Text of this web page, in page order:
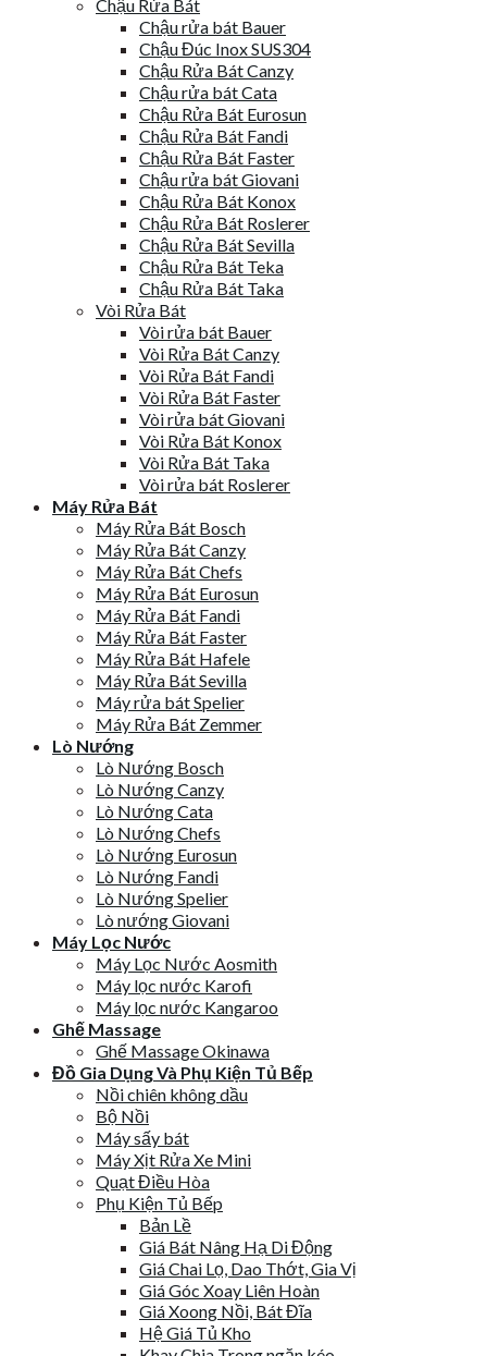
Chậu Rửa Bát
Chậu rửa bát Bauer
Chậu Đúc Inox SUS304
Chậu Rửa Bát Canzy
Chậu rửa bát Cata
Chậu Rửa Bát Eurosun
Chậu Rửa Bát Fandi
Chậu Rửa Bát Faster
Chậu rửa bát Giovani
Chậu Rửa Bát Konox
Chậu Rửa Bát Roslerer
Chậu Rửa Bát Sevilla
Chậu Rửa Bát Teka
Chậu Rửa Bát Taka
Vòi Rửa Bát
Vòi rửa bát Bauer
Vòi Rửa Bát Canzy
Vòi Rửa Bát Fandi
Vòi Rửa Bát Faster
Vòi rửa bát Giovani
Vòi Rửa Bát Konox
Vòi Rửa Bát Taka
Vòi rửa bát Roslerer
Máy Rửa Bát
Máy Rửa Bát Bosch
Máy Rửa Bát Canzy
Máy Rửa Bát Chefs
Máy Rửa Bát Eurosun
Máy Rửa Bát Fandi
Máy Rửa Bát Faster
Máy Rửa Bát Hafele
Máy Rửa Bát Sevilla
Máy rửa bát Spelier
Máy Rửa Bát Zemmer
Lò Nướng
Lò Nướng Bosch
Lò Nướng Canzy
Lò Nướng Cata
Lò Nướng Chefs
Lò Nướng Eurosun
Lò Nướng Fandi
Lò Nướng Spelier
Lò nướng Giovani
Máy Lọc Nước
Máy Lọc Nước Aosmith
Máy lọc nước Karofi
Máy lọc nước Kangaroo
Ghế Massage
Ghế Massage Okinawa
Đồ Gia Dụng Và Phụ Kiện Tủ Bếp
Nồi chiên không dầu
Bộ Nồi
Máy sấy bát
Máy Xịt Rửa Xe Mini
Quạt Điều Hòa
Phụ Kiện Tủ Bếp
Bản Lề
Giá Bát Nâng Hạ Di Động
Giá Chai Lọ, Dao Thớt, Gia Vị
Giá Góc Xoay Liên Hoàn
Giá Xoong Nồi, Bát Đĩa
Hệ Giá Tủ Kho